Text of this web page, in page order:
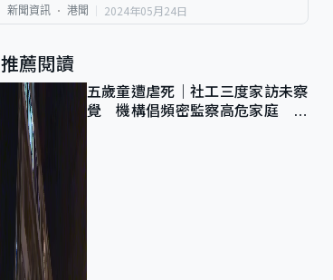
新聞資訊 港聞 2024年05月24日
推薦閱讀
五歲童遭虐死｜社工三度家訪未察
覺 機構倡頻密監察高危家庭 管